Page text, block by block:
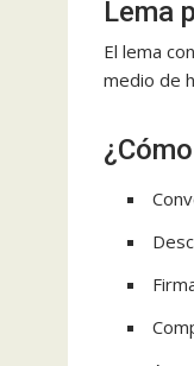
Lema
El lema
medio de